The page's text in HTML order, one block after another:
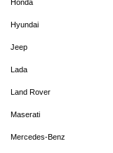
Honda
Hyundai
Jeep
Lada
Land Rover
Maserati
Mercedes-Benz